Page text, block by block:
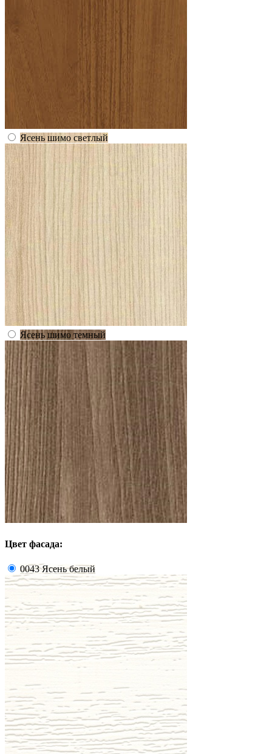
Ясень шимо светлый
Ясень шимо темный
Цвет фасада:
0043 Ясень белый